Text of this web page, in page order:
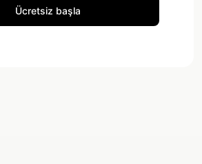
Ücretsiz başla